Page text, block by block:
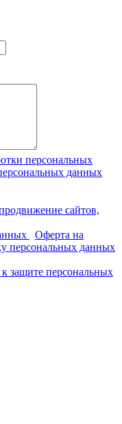
персональных
данных
сайтов,
Оферта на
персональных данных
защите персональных